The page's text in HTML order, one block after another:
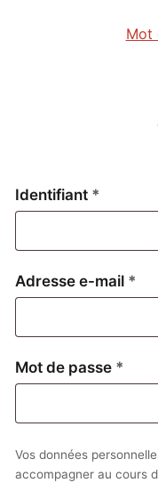
Mot
Identifiant *
Adresse e-mail *
Mot de passe *
Vos données
accompagner au cours